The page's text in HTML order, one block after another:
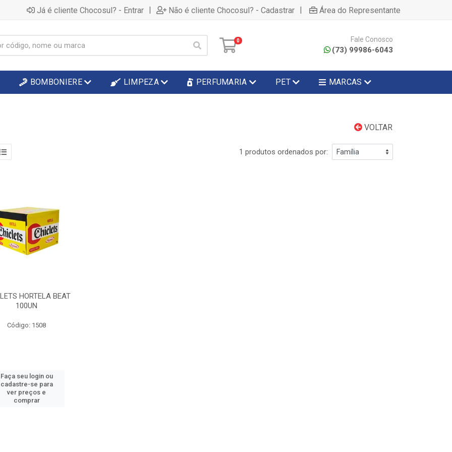
Já é cliente Chocosul? - Entrar | Não é cliente Chocosul? - Cadastrar | Área do Representante
0 Fale Conosco
(73) 99986-6043
BOMBONIERE LIMPEZA PERFUMARIA PET MARCAS
VOLTAR
1 produtos ordenados por:
HORTELA BEAT
100UN
Código: 1508
Faça seu login ou
cadastre-se para
ver preços e
comprar